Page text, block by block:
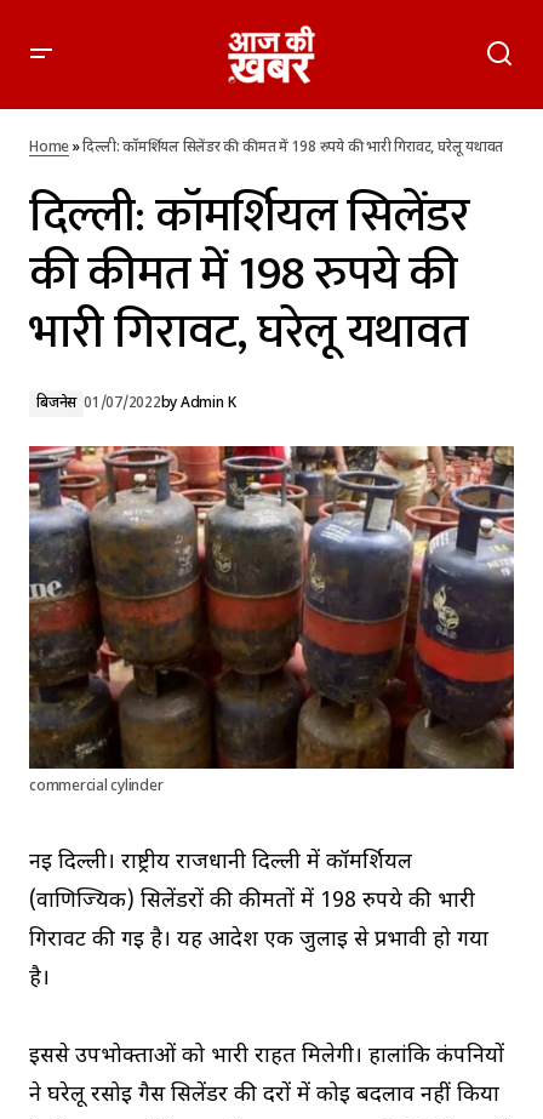
यथावत
Home»दिल्ली: कॉमर्शियल सिलेंडर की कीमत में 198 रुपये की भारी गिरावट, घरेलू यथावत
दिल्ली: कॉमर्शियल सिलेंडर
की कीमत में 198 रुपये की
भारी गिरावट, घरेलू यथावत
बिजनेस 01/07/2022byAdmin K
commercial cylinder
नई दिल्ली। राष्ट्रीय राजधानी दिल्ली में कॉमर्शियल
(वाणिज्यिक) सिलेंडरों की कीमतों में 198 रुपये की भारी
गिरावट की गई है। यह आदेश एक जुलाई से प्रभावी हो गया
है।
इससे उपभोक्ताओं को भारी राहत मिलेगी। हालांकि कंपनियों
ने घरेलू रसोई गैस सिलेंडर की दरों में कोई बदलाव नहीं किया